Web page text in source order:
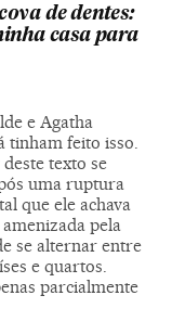
de dentes:
casa para
e Agatha
tinham feito isso.
texto se
uma ruptura
que ele achava
pela
se alternar entre
e quartos.
parcialmente